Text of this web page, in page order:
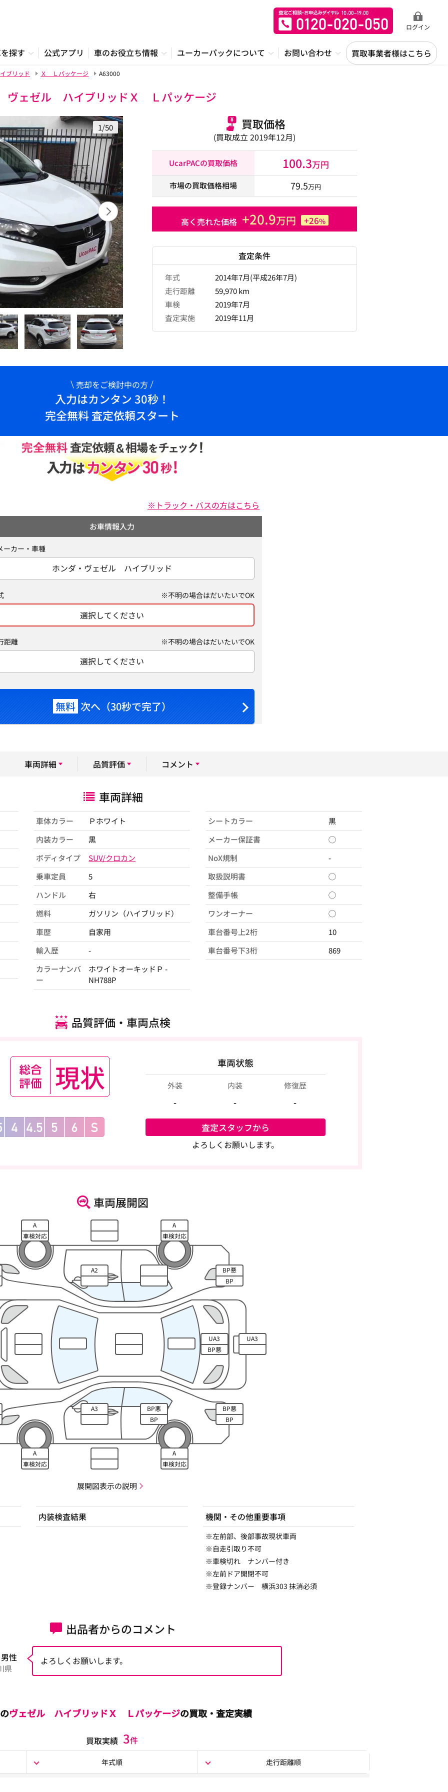
ログイン
探す 公式アプリ 車のお役立ち情報 ユーカーパックについて お問い合わせ 買取事業者様はこちら
ブリッド Ｘ Ｌパッケージ A63000
ヴェゼル ハイブリッドＸ Ｌパッケージ
1/50 買取価格
(買取成立 2019年12月)
UcarPACの買取価格 100.3万円
市場の買取価格相場 79.5万円
高く売れた価格 +20.9万円 +26%
査定条件
年式
2014年7月(平成26年7月)
走行距離
59,970 km
車検
2019年7月
査定実施
2019年11月
売却をご検討中の方
入力はカンタン 30秒！
完全無料 査定依頼スタート
※トラック・バスの方はこちら
お車情報入力
ーカー・車種
ホンダ・ヴェゼル ハイブリッド
※不明の場合はだいたいでOK
選択してください
距離 ※不明の場合はだいたいでOK
選択してください
無料 次へ（30秒で完了）
車両詳細 品質評価 コメント
車両詳細
車体カラー
Ｐホワイト
内装カラー
黒
ボディタイプ
SUV/クロカン
乗車定員
5
ハンドル
右
燃料
ガソリン（ハイブリッド）
車歴
自家用
輸入歴
-
カラーナンバ
ー
ホワイトオーキッドＰ -
NH788P
シートカラー
黒
メーカー保証書
◯
NoX規制
-
取扱説明書
◯
整備手帳
◯
ワンオーナー
◯
車台番号上2桁
10
車台番号下3桁
869
品質評価・車両点検
現状 車両状態
外装
-
内装
-
修復歴
-
査定スタッフから
よろしくお願いします。
車両展開図
A
車検対応
A
車検対応
A2
BP悪
BP
UA3
BP悪
UA3
A3
BP悪
BP
BP悪
BP
A
車検対応
A
車検対応
展開図表示の説明
内装検査結果 機関・その他重要事項
※左前部、後部事故現状車両
※自走引取り不可
※車検切れ ナンバー付き
※左前ドア開閉不可
※登録ナンバー 横浜303 抹消必須
出品者からのコメント
性
県
よろしくお願いします。
ヴェゼル ハイブリッドＸ Ｌパッケージの買取・査定実績
買取実績 3件
年式順 走行距離順